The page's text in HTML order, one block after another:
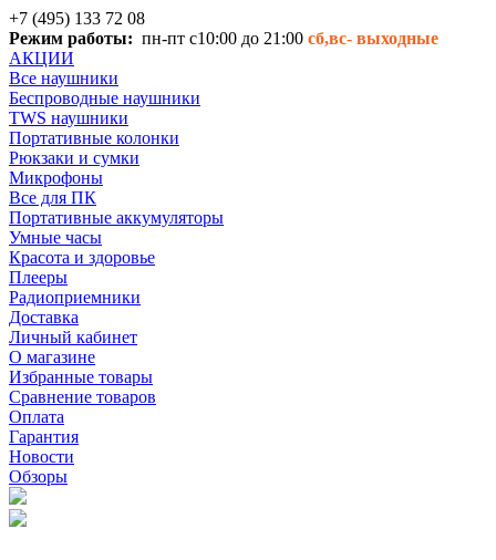
+7 (495) 133 72 08
Режим работы: пн-пт с10:00 до 21:00 сб,вс- выходные
АКЦИИ
Все наушники
Беспроводные наушники
TWS наушники
Портативные колонки
Рюкзаки и сумки
Микрофоны
Все для ПК
Портативные аккумуляторы
Умные часы
Красота и здоровье
Плееры
Радиоприемники
Доставка
Личный кабинет
О магазине
Избранные товары
Сравнение товаров
Оплата
Гарантия
Новости
Обзоры